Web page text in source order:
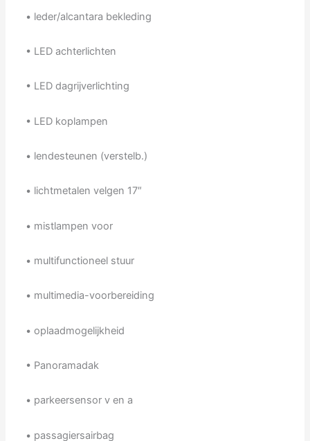
• leder/alcantara bekleding
• LED achterlichten
• LED dagrijverlichting
• LED koplampen
• lendesteunen (verstelb.)
• lichtmetalen velgen 17″
• mistlampen voor
• multifunctioneel stuur
• multimedia-voorbereiding
• oplaadmogelijkheid
• Panoramadak
• parkeersensor v en a
• passagiersairbag